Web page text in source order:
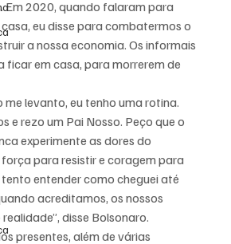
Em 2020, quando falaram para
eu disse para combatermos o
a nossa economia. Os informais
em casa, para morrerem de
me levanto, eu tenho uma rotina.
e rezo um Pai Nosso. Peço que o
experimente as dores do
para resistir e coragem para
tento entender como cheguei até
acreditamos, os nossos
disse Bolsonaro.
presentes, além de várias